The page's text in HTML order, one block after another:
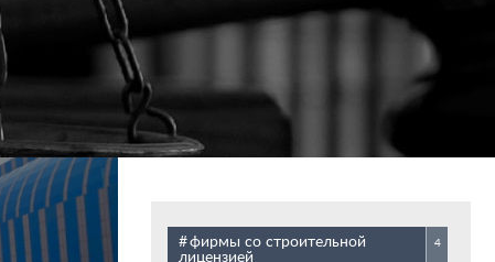
фирмы со строительной
лицензией
4